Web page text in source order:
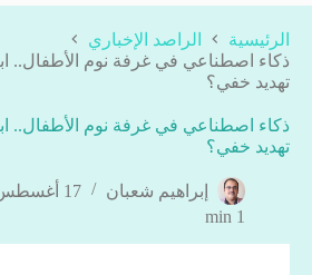
الرئيسية
الراصد الإخباري
ذكاء اصطناعي في غرفة نوم الأطفال..
تهديد خفي؟
ذكاء اصطناعي في غرفة نوم الأطفال..
تهديد خفي؟
إبراهيم شعبان
17 أغسطس, 2025
1 min